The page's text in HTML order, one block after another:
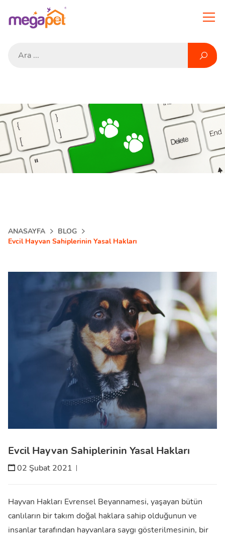
ANASAYFA
BLOG
Evcil Hayvan Sahiplerinin Yasal Hakları
Evcil Hayvan Sahiplerinin Yasal Hakları
02 Şubat 2021
Hayvan Hakları Evrensel Beyannamesi, yaşayan bütün
canlıların bir takım doğal haklara sahip olduğunun ve
insanlar tarafından hayvanlara saygı gösterilmesinin, bir